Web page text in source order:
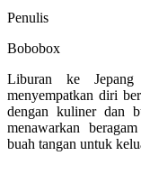
Penulis
Bobobox
Liburan ke
menyempatkan diri
dengan kuliner dan
menawarkan
buah tangan untuk